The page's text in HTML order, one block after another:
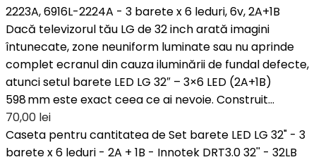
2223A, 6916L-2224A - 3 barete x 6 leduri, 6v, 2A+1B
Dacă televizorul tău LG de 32 inch arată imagini
întunecate, zone neuniform luminate sau nu aprinde
complet ecranul din cauza iluminării de fundal defecte,
atunci setul barete LED LG 32″ – 3×6 LED (2A+1B)
598 mm este exact ceea ce ai nevoie. Construit...
70,00 lei
Caseta pentru cantitatea de Set barete LED LG 32" - 3
barete x 6 leduri - 2A + 1B - Innotek DRT3.0 32'' - 32LB